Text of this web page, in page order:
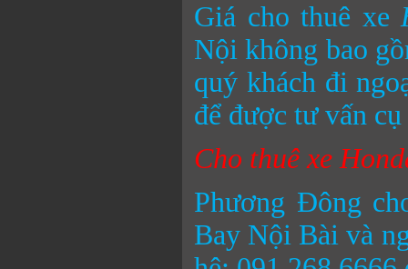
Giá cho thuê xe
Nội không bao
quý khách đi
để được tư vấn
Cho thuê xe
Phương Đông
Bay Nội Bài và